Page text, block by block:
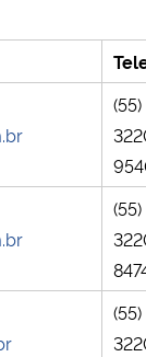
(55)
(55)
(55)